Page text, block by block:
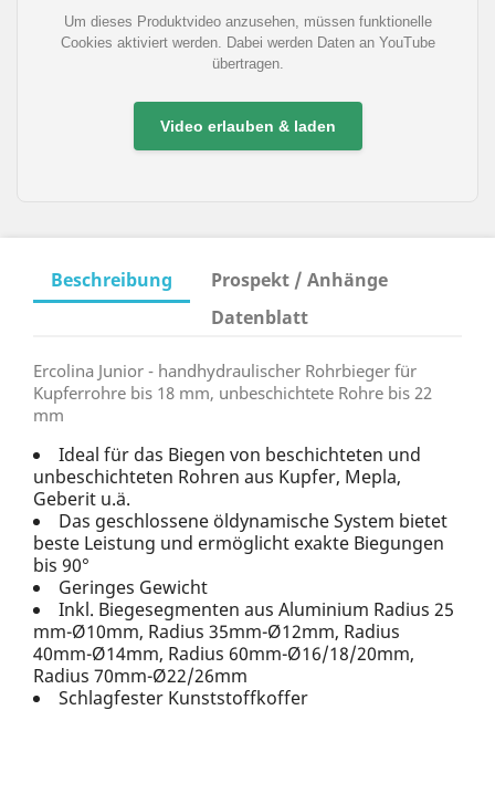
Um dieses Produktvideo anzusehen, müssen funktionelle
Cookies aktiviert werden. Dabei werden Daten an YouTube
übertragen.
Video erlauben & laden
Beschreibung
Prospekt / Anhänge
Datenblatt
Ercolina Junior - handhydraulischer Rohrbieger für
Kupferrohre bis 18 mm, unbeschichtete Rohre bis 22
mm
Ideal für das Biegen von beschichteten und
unbeschichteten Rohren aus Kupfer, Mepla,
Geberit u.ä.
Das geschlossene öldynamische System bietet
beste Leistung und ermöglicht exakte Biegungen
bis 90°
Geringes Gewicht
Inkl. Biegesegmenten aus Aluminium Radius 25
mm-Ø10mm, Radius 35mm-Ø12mm, Radius
40mm-Ø14mm, Radius 60mm-Ø16/18/20mm,
Radius 70mm-Ø22/26mm
Schlagfester Kunststoffkoffer